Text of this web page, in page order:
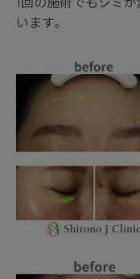
1回の施術でもシミ
います｡